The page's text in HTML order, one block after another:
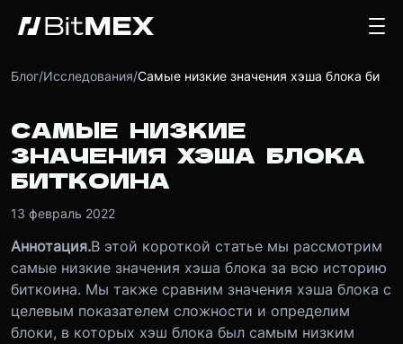
Блог/Исследования/ Самые низкие значения хэша блока биткоина
САМЫЕ НИЗКИЕ
ЗНАЧЕНИЯ ХЭША БЛОКА
БИТКОИНА
13 февраль 2022
Аннотация.В этой короткой статье мы рассмотрим
самые низкие значения хэша блока за всю историю
биткоина. Мы также сравним значения хэша блока с
целевым показателем сложности и определим
блоки, в которых хэш блока был самым низким